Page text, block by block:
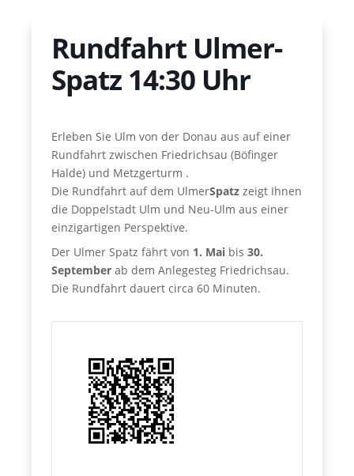
Rundfahrt Ulmer-
Spatz 14:30 Uhr
Erleben Sie Ulm von der Donau aus auf einer
Rundfahrt zwischen Friedrichsau (Böfinger
Halde) und Metzgerturm .
Die Rundfahrt auf dem UlmerSpatz zeigt Ihnen
die Doppelstadt Ulm und Neu-Ulm aus einer
einzigartigen Perspektive.
Der Ulmer Spatz fährt von 1. Mai bis30.
Septemberab dem Anlegesteg Friedrichsau.
Die Rundfahrt dauert circa 60 Minuten.